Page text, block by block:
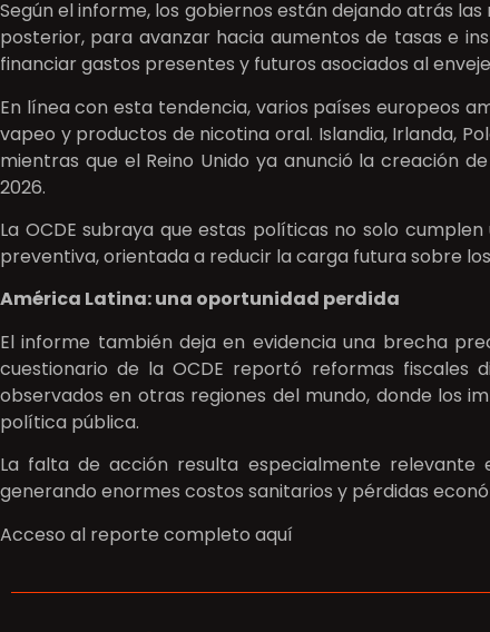
Según el informe, los gobiernos están dejando atrás
posterior, para avanzar hacia aumentos de tasas e
financiar gastos presentes y futuros asociados al
En línea con esta tendencia, varios países europeos
vapeo y productos de nicotina oral. Islandia, Irlanda,
mientras que el Reino Unido ya anunció la creación
2026.
La OCDE subraya que estas políticas no solo
preventiva, orientada a reducir la carga futura sobre
América Latina: una oportunidad perdida
El informe también deja en evidencia una brecha
cuestionario de la OCDE reportó reformas fiscales
observados en otras regiones del mundo, donde los
política pública.
La falta de acción resulta especialmente
generando enormes costos sanitarios y pérdidas
Acceso al reporte completo aquí